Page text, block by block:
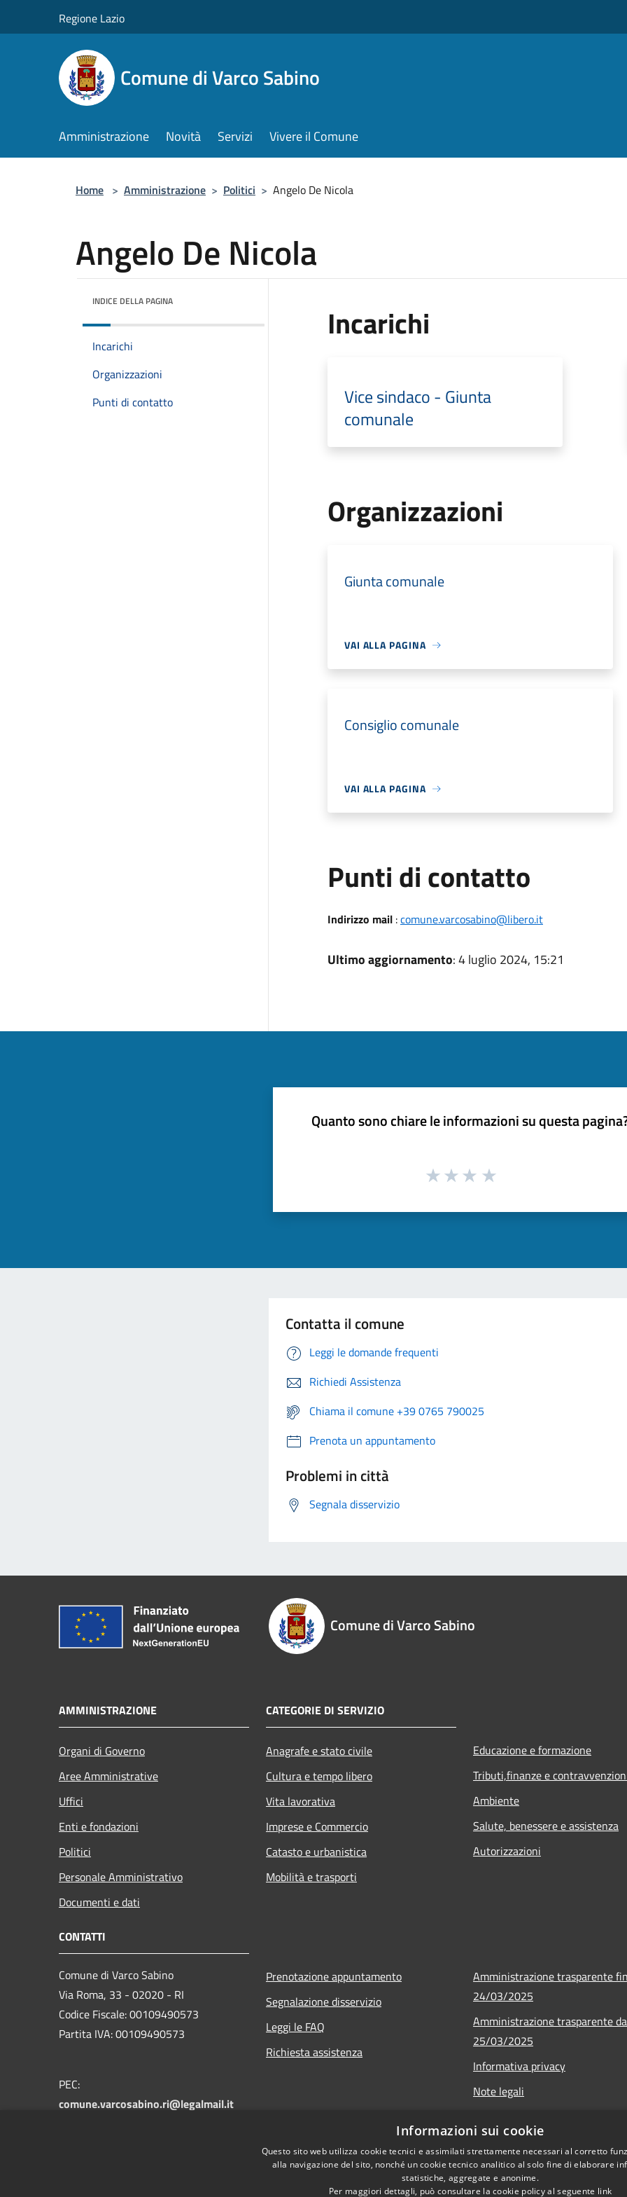
Regione Lazio
Comune di Varco Sabino
Amministrazione Novità Servizi Vivere il Comune
Home > Amministrazione > Politici > Angelo De Nicola
Angelo De Nicola
INDICE DELLA PAGINA
Incarichi
Organizzazioni
Punti di contatto
Incarichi
Vice sindaco - Giunta
comunale
Organizzazioni
Giunta comunale
VAI ALLA PAGINA
Consiglio comunale
VAI ALLA PAGINA
Punti di contatto
Indirizzo mail:comune.varcosabino@libero.it
Ultimo aggiornamento: 4 luglio 2024, 15:21
Quanto sono chiare le informazioni su questa
Contatta il comune
Leggi le domande frequenti
Richiedi Assistenza
Chiama il comune +39 0765 790025
Prenota un appuntamento
Problemi in città
Segnala disservizio
Comune di Varco Sabino
AMMINISTRAZIONE
Organi di Governo
Aree Amministrative
Uffici
Enti e fondazioni
Politici
Personale Amministrativo
Documenti e dati
CATEGORIE DI SERVIZIO
Anagrafe e stato civile
Cultura e tempo libero
Vita lavorativa
Imprese e Commercio
Catasto e urbanistica
Mobilità e trasporti
Educazione e formazione
Tributi,finanze e
Ambiente
Salute, benessere e assistenza
Autorizzazioni
CONTATTI
Comune di Varco Sabino
Via Roma, 33 - 02020 - RI
Codice Fiscale: 00109490573
Partita IVA: 00109490573
PEC:
comune.varcosabino.ri@legalmail.it
Prenotazione appuntamento
Segnalazione disservizio
Leggi le FAQ
Richiesta assistenza
Amministrazione trasparente
24/03/2025
Amministrazione trasparente
25/03/2025
Informativa privacy
Note legali
Informazioni sui cookie
Questo sito web utilizza cookie tecnici e assimilati strettamente necessari al corretto
alla navigazione del sito, nonché un cookie tecnico analitico al solo fine di elaborare
statistiche, aggregate e anonime.
Per maggiori dettagli, può consultare la cookie policy al seguente link